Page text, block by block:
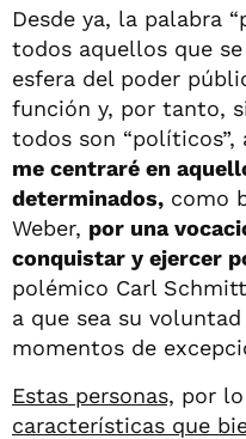
Desde ya, la palabra
todos aquellos que
esfera del poder
función y, por tanto,
todos son
me centraré en
determinados, como
Weber, por una
conquistar y ejercer
polémico Carl
a que sea su
momentos de
Estas personas, por
características que